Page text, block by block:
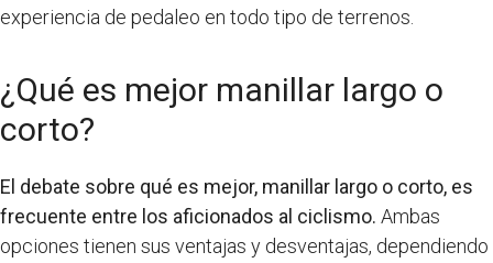
experiencia de pedaleo en todo tipo de terrenos.
¿Qué es mejor manillar largo o
corto?
El debate sobre qué es mejor, manillar largo o corto, es
frecuente entre los aficionados al ciclismo. Ambas
opciones tienen sus ventajas y desventajas, dependiendo